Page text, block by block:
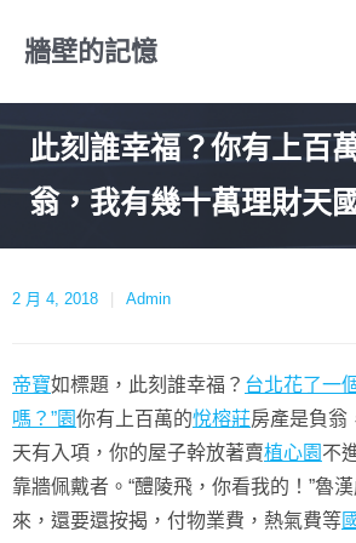
牆壁的記憶
此刻誰幸福？你有上百
翁，我有幾十萬理財天
2 月 4, 2018 Admin
帝寶如標題，此刻誰幸福？ 台北花了一
嗎？”園你有上百萬的悅榕莊房產是負翁
天有入項，你的屋子幹放著賣植心園 不
靠牆佩戴者。“醴陵飛，你看我的！”魯
來，還要還按揭，付物業費，熱氣費等